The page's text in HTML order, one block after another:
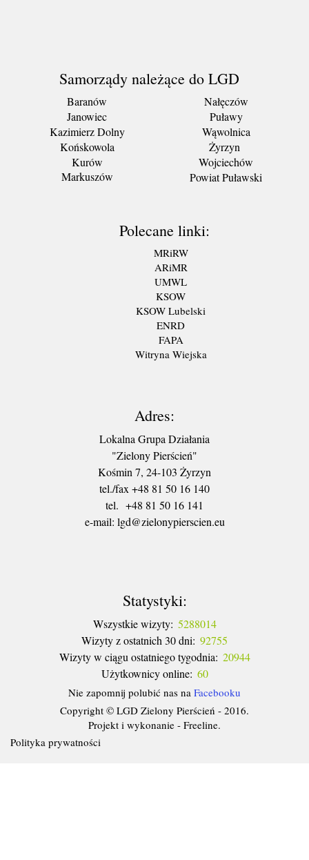
Samorządy należące do LGD
Baranów
Janowiec
Kazimierz Dolny
Końskowola
Kurów
Markuszów
Nałęczów
Puławy
Wąwolnica
Żyrzyn
Wojciechów
Powiat Puławski
Polecane linki:
MRiRW
ARiMR
UMWL
KSOW
KSOW Lubelski
ENRD
FAPA
Witryna Wiejska
Adres:
Lokalna Grupa Działania
"Zielony Pierścień"
Kośmin 7, 24-103 Żyrzyn
tel./fax +48 81 50 16 140
tel. +48 81 50 16 141
​e-mail: lgd@zielonypierscien.eu
Statystyki:
Wszystkie wizyty: 5288014
Wizyty z ostatnich 30 dni: 92755
Wizyty w ciągu ostatniego tygodnia: 20944
Użytkownicy online: 60
Nie zapomnij polubić nas na Facebooku
Copyright © LGD Zielony Pierścień - 2016.
Projekt i wykonanie - Freeline.
Polityka prywatności